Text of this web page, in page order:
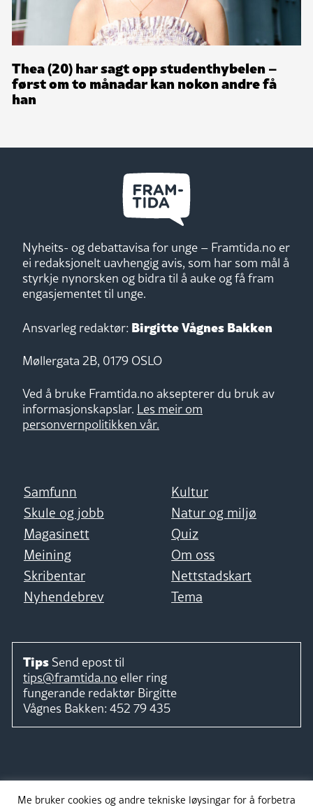
Thea (20) har sagt opp studenthybelen –
først om to månadar kan nokon andre få
han
Nyheits- og debattavisa for unge – Framtida.no er
ei redaksjonelt uavhengig avis, som har som mål å
styrkje nynorsken og bidra til å auke og få fram
engasjementet til unge.
Ansvarleg redaktør: Birgitte Vågnes Bakken
Møllergata 2B, 0179 OSLO
Ved å bruke Framtida.no aksepterer du bruk av
informasjonskapslar. Les meir om
personvernpolitikken vår.
Samfunn
Kultur
Skule og jobb
Natur og miljø
Magasinett
Quiz
Meining
Om oss
Skribentar
Nettstadskart
Nyhendebrev
Tema
Tips Send epost til
tips@framtida.no eller ring
fungerande redaktør Birgitte
Vågnes Bakken: 452 79 435
Me bruker cookies og andre tekniske løysingar for å forbetra